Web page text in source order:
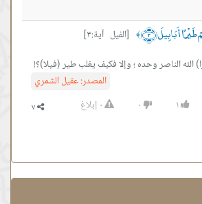
أَبَابِيلَ ﴿٣﴾ ﴾
[الفيل آية:٣]
الله الناصر وحده ؛ وإﻻ فكيف يغلب طير (فيلا)؟!
المصدر:عقيل الشمري
١ ٠ ٠ إبلاغ